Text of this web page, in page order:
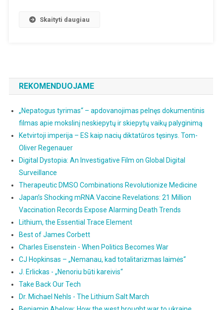
Skaityti daugiau
REKOMENDUOJAME
„Nepatogus tyrimas“ – apdovanojimas pelnęs dokumentinis
filmas apie mokslinį neskiepytų ir skiepytų vaikų palyginimą
Ketvirtoji imperija – ES kaip nacių diktatūros tęsinys. Tom-
Oliver Regenauer
Digital Dystopia: An Investigative Film on Global Digital
Surveillance
Therapeutic DMSO Combinations Revolutionize Medicine
Japan’s Shocking mRNA Vaccine Revelations: 21 Million
Vaccination Records Expose Alarming Death Trends
Lithium, the Essential Trace Element
Best of James Corbett
Charles Eisenstein - When Politics Becomes War
CJ Hopkinsas – „Nemanau, kad totalitarizmas laimės“
J. Erlickas - „Nenoriu būti kareivis“
Take Back Our Tech
Dr. Michael Nehls - The Lithium Salt March